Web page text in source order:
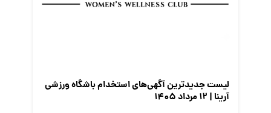
لیست جدیدترین آگهی‌های استخدام باشگاه ورزشی
آرینا | ۱۲ مرداد ۱۴۰۵